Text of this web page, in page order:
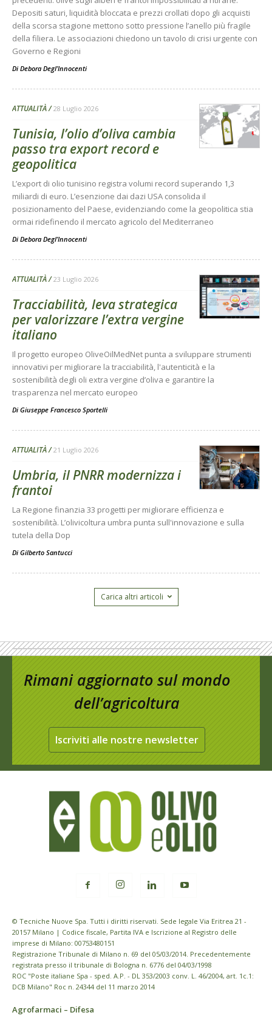
Depositi saturi, liquidità bloccata e prezzi crollati dopo gli acquisti
della scorsa stagione mettono sotto pressione l’anello più fragile
della filiera. Le associazioni chiedono un tavolo di crisi urgente con
Governo e Regioni
Di Debora Degl’Innocenti
ATTUALITÀ 28 Luglio 2026
Tunisia, l’olio d’oliva cambia
passo tra export record e
geopolitica
L’export di olio tunisino registra volumi record superando 1,3
miliardi di euro. L’esenzione dai dazi USA consolida il
posizionamento del Paese, evidenziando come la geopolitica stia
ormai ridefinendo il mercato agricolo del Mediterraneo
Di Debora Degl’Innocenti
ATTUALITÀ 23 Luglio 2026
Tracciabilità, leva strategica
per valorizzare l’extra vergine
italiano
Il progetto europeo OliveOilMedNet punta a sviluppare strumenti
innovativi per migliorare la tracciabilità, l'autenticità e la
sostenibilità degli oli extra vergine d’oliva e garantire la
trasparenza nel mercato europeo
Di Giuseppe Francesco Sportelli
ATTUALITÀ 21 Luglio 2026
Umbria, il PNRR modernizza i
frantoi
La Regione finanzia 33 progetti per migliorare efficienza e
sostenibilità. L’olivicoltura umbra punta sull'innovazione e sulla
tutela della Dop
Di Gilberto Santucci
Carica altri articoli
Rimani aggiornato sul mondo
dell’agricoltura
Iscriviti alle nostre newsletter
© Tecniche Nuove Spa. Tutti i diritti riservati. Sede legale Via Eritrea 21 -
20157 Milano | Codice fiscale, Partita IVA e Iscrizione al Registro delle
imprese di Milano: 00753480151
Registrazione Tribunale di Milano n. 69 del 05/03/2014. Precedentemente
registrata presso il tribunale di Bologna n. 6776 del 04/03/1998
ROC "Poste italiane Spa - sped. A.P. - DL 353/2003 conv. L. 46/2004, art. 1c.1:
DCB Milano" Roc n. 24344 del 11 marzo 2014
Agrofarmaci – Difesa